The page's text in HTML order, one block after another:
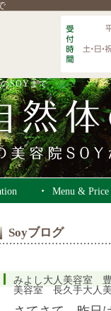
SOYまで
Menu & Price
Soyブログ
みよし大人美容室
美容室 長久手大人